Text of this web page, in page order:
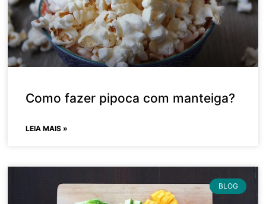
Como fazer pipoca com manteiga?
LEIA MAIS »
BLOG